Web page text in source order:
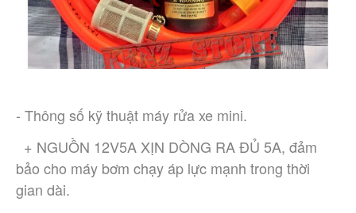
- Thông số kỹ thuật máy rửa xe mini.
bảo cho máy bơm chạy áp lực mạnh trong thời
gian dài.